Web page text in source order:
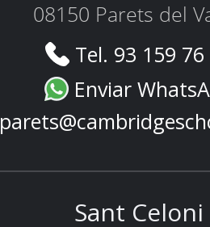
08150 Parets del
Tel. 93 159
Enviar
Sant Celoni